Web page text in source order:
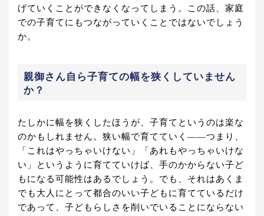
げていくことができなくなってしまう。この話、家庭
での子育てにもつながっていくことではないでしょう
か。
親御さん自ら子育ての幅を狭くしていません
か？
たしかに幅を狭くしたほうが、子育てというのは楽な
のかもしれません。狭い幅で育てていく――つまり、
「これはやっちゃいけない」「あれもやっちゃいけな
い」というように育てていけば、手のかからない子ど
もになる可能性はあるでしょう。でも、それはあくま
でも大人にとって都合のいい子どもに育てているだけ
であって、子どもらしさを削いでいることにならない